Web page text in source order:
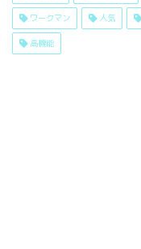
ワークマン 人気
高機能